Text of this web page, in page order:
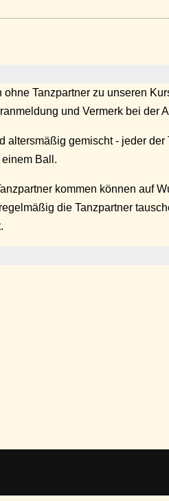
Tanzpartner zu unseren
und Vermerk bei der
altersmäßig gemischt - jeder der
Ball.
kommen können auf
die Tanzpartner